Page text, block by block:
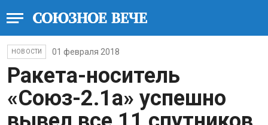
НОВОСТИ 01 февраля 2018
Ракета-носитель
«Союз-2.1а» успешно